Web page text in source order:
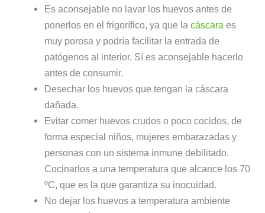
Es aconsejable no lavar los huevos antes de
ponerlos en el frigorífico, ya que la cáscara es
muy porosa y podría facilitar la entrada de
patógenos al interior. Sí es aconsejable hacerlo
antes de consumir.
Desechar los huevos que tengan la cáscara
dañada.
Evitar comer huevos crudos o poco cocidos, de
forma especial niños, mujeres embarazadas y
personas con un sistema inmune debilitado.
Cocinarlos a una temperatura que alcance los 70
ºC, que es la que garantiza su inocuidad.
No dejar los huevos a temperatura ambiente